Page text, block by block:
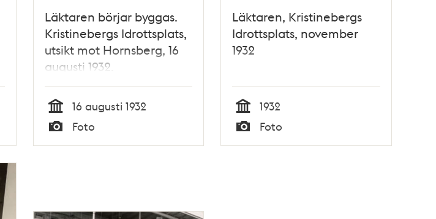
Läktaren börjar byggas.
Kristinebergs Idrottsplats,
utsikt mot Hornsberg, 16
augusti 1932.
Tid
16 augusti 1932
Typ
Foto
Läktaren, Kristinebergs
Idrottsplats, november
1932
Tid
1932
Typ
Foto